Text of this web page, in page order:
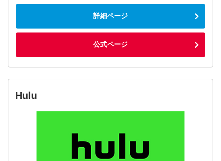
詳細ページ
公式ページ
Hulu